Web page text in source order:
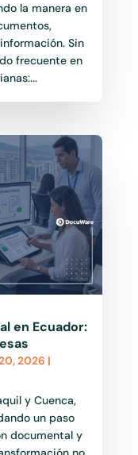
la manera en
Sin
frecuente en
en Ecuador:
2026 |
y Cuenca,
un paso
documental y